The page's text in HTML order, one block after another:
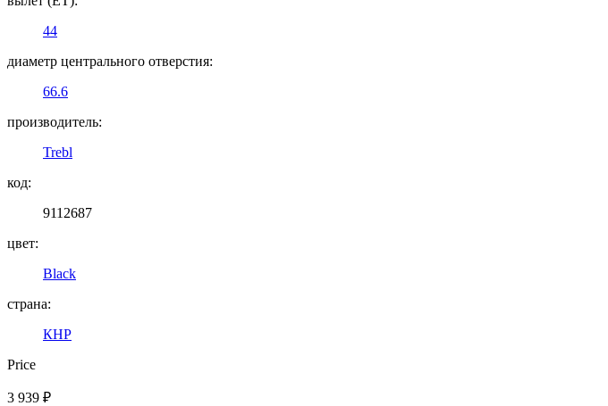
44
диаметр центрального отверстия:
66.6
производитель:
Trebl
код:
9112687
цвет:
Black
страна:
КНР
Price
3 939 ₽